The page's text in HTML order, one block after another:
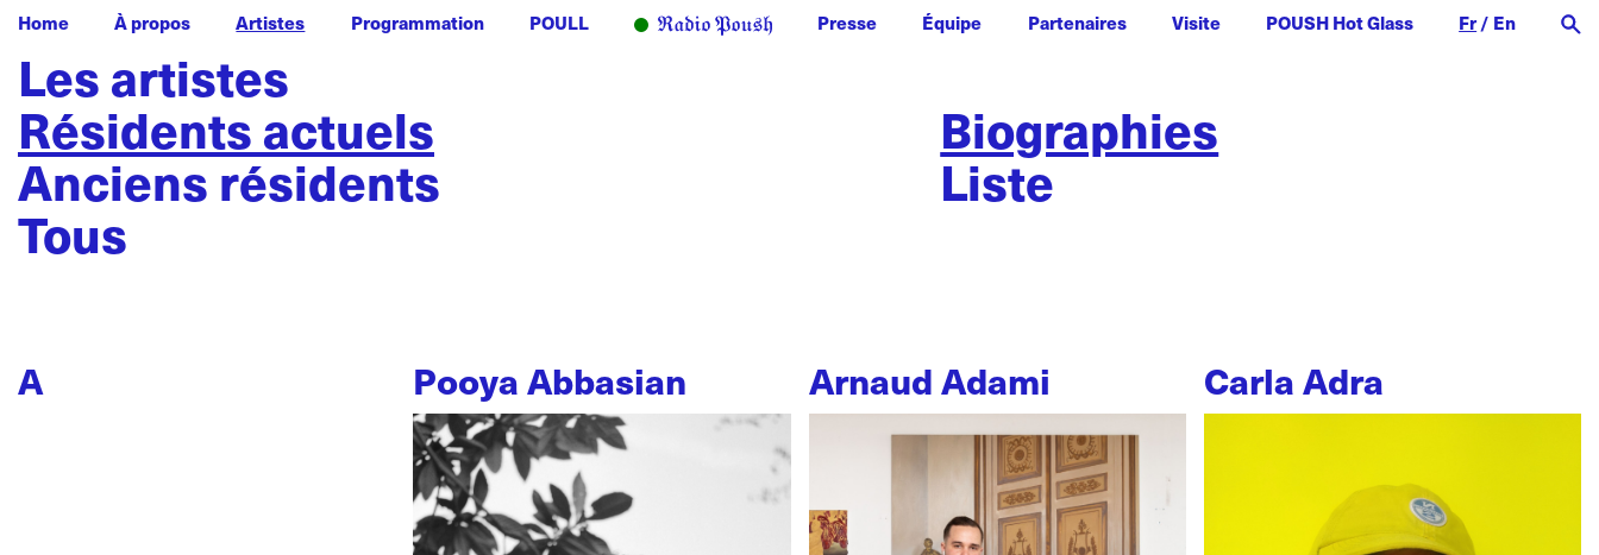
Home À propos Artistes Programmation POULL Presse Équipe Partenaires Visite POUSH Hot Glass Fr/ En
Les artistes
Résidents actuels
Anciens résidents
Tous
Biographies
Liste
A Pooya Abbasian Arnaud Adami Carla Adra